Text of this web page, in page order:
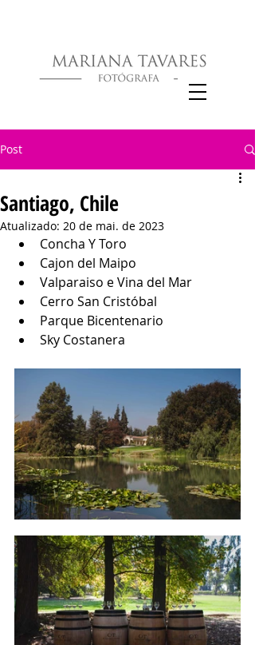
Post
Santiago, Chile
Atualizado: 20 de mai. de 2023
Concha Y Toro
Cajon del Maipo
Valparaiso e Vina del Mar
Cerro San Cristóbal
Parque Bicentenario
Sky Costanera